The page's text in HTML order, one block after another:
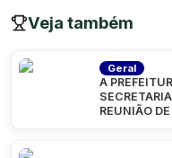
Veja também
Geral
A
REUNIÃO